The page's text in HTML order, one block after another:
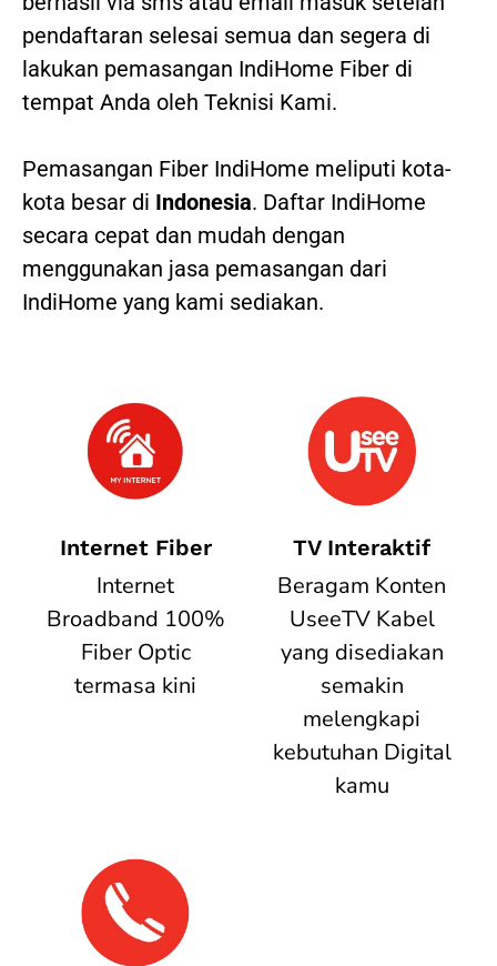
pendaftaran selesai semua dan segera di
lakukan pemasangan IndiHome Fiber di
tempat Anda oleh Teknisi Kami.
Pemasangan Fiber IndiHome meliputi kota-
kota besar di Indonesia. Daftar IndiHome
secara cepat dan mudah dengan
menggunakan jasa pemasangan dari
IndiHome yang kami sediakan.
Internet Fiber
Internet
Broadband 100%
Fiber Optic
termasa kini
TV Interaktif
Beragam Konten
UseeTV Kabel
yang disediakan
semakin
melengkapi
kebutuhan Digital
kamu